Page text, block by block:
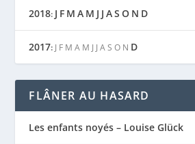
2018: J F M A M J J AS O N D
2017: J F M A M J J A S O N D
FLÂNER AU HASARD
Les enfants noyés – Louise Glück